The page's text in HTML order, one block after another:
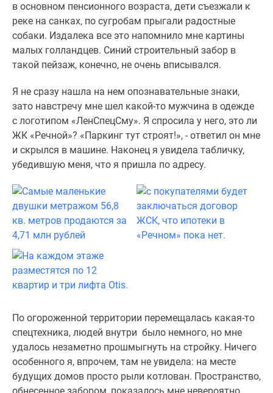
в основном пенсионного возраста, дети съезжали к
реке на санках, по сугробам прыгали радостные
собаки. Издалека все это напомнило мне картины
малых голландцев. Синий строительный забор в
такой пейзаж, конечно, не очень вписывался.
Я не сразу нашла на нем опознавательные знаки,
зато навстречу мне шел какой-то мужчина в одежде
с логотипом «ЛенСпецСму». Я спросила у него, это ли
ЖК «Речной»? «Паркинг тут строят!», - ответил он мне
и скрылся в машине. Наконец я увидела табличку,
убедившую меня, что я пришла по адресу.
По огороженной территории перемещалась какая-то
спецтехника, людей внутри было немного, но мне
удалось незаметно прошмыгнуть на стройку. Ничего
особенного я, впрочем, там не увидела: на месте
будущих домов просто рыли котлован. Пространство,